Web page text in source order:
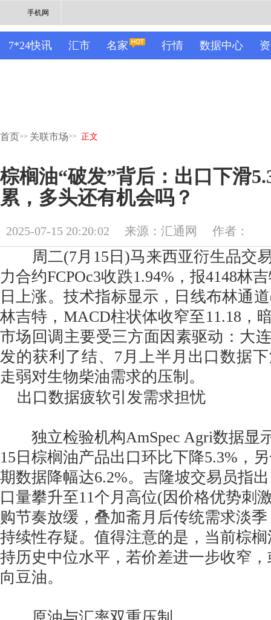
手机网
7*24快讯 汇市 名家 行情 数据中心
首页>> 关联市场>> 正文
棕榈油“破发”背后：出口下滑
累，多头还有机会吗？
2025-07-15 20:20:02 来源：汇通网 作者：
周二(7月15日)马来西亚衍生品交
力合约FCPOc3收跌1.94%，报4148林
日上涨。技术指标显示，日线布林通
林吉特，MACD柱状体收窄至11.18，
市场回调主要受三方面因素驱动：大
发的获利了结、7月上半月出口数据
走弱对生物柴油需求的压制。
出口数据疲软引发需求担忧
独立检验机构AmSpec Agri数据显
15日棕榈油产品出口环比下降5.3%，
期数据降幅达6.2%。吉隆坡交易员指
口量攀升至11个月高位(因价格优势刺
购节奏放缓，叠加斋月后传统需求淡
持续性存疑。值得注意的是，当前棕
持历史中位水平，若价差进一步收窄
向豆油。